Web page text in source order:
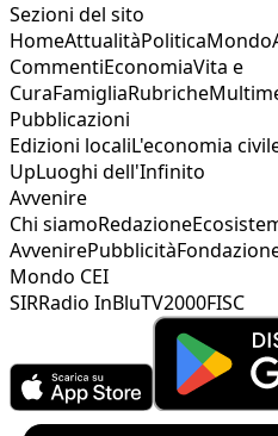
Sezioni del sito
HomeAttualitàPoliticaMondo
CommentiEconomiaVita e
CuraFamigliaRubriche
Pubblicazioni
Edizioni localiL'economia
UpLuoghi dell'Infinito
Avvenire
Chi siamoRedazione
AvvenirePubblicità
Mondo CEI
SIRRadio InBluTV2000FISC